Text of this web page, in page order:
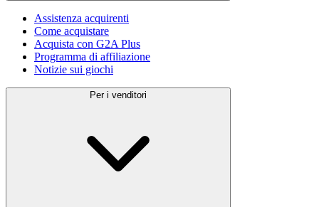
Assistenza acquirenti
Come acquistare
Acquista con G2A Plus
Programma di affiliazione
Notizie sui giochi
Per i venditori